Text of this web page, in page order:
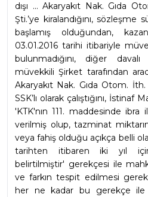
dışı ... Akaryakıt Nak. Gıda
Şti.’ye kiralandığını, sözleşme
başlamış olduğundan,
03.01.2016 tarihi itibariyle
bulunmadığını, diğer
müvekkili Şirket tarafından
Akaryakıt Nak. Gıda Otom.
SSK’lı olarak çalıştığını,
'KTK'nın 111. maddesinde
verilmiş olup, tazminat
veya fahiş olduğu açıkça belli
tarihten itibaren iki yıl
belirtilmiştir' gerekçesi ile
ve farkın tespit edilmesi
her ne kadar bu gerekçe ile